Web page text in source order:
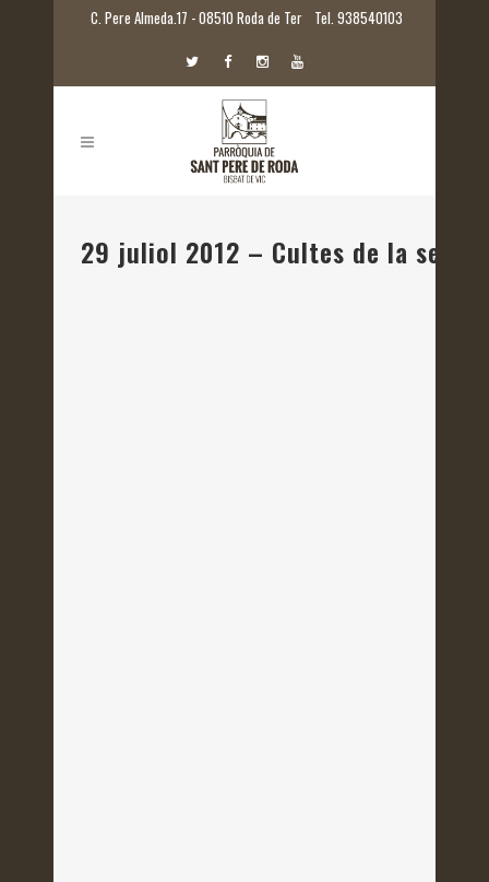
C. Pere Almeda.17 - 08510 Roda de Ter Tel. 938540103
29 juliol 2012 – Cultes de la